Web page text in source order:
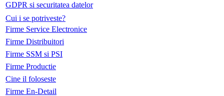
GDPR si securitatea datelor
Cui i se potriveste?
Firme Service Electronice
Firme Distribuitori
Firme SSM si PSI
Firme Productie
Cine il foloseste
Firme En-Detail